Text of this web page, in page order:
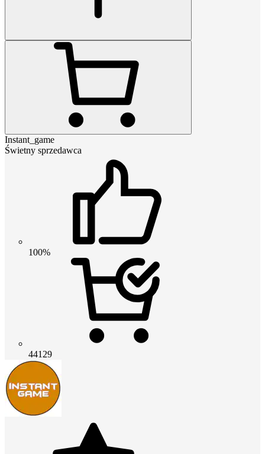
Instant_game
Świetny sprzedawca
100%
44129